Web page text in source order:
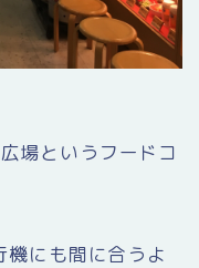
場というフードコ
にも間に合うよ